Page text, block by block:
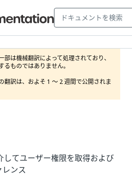
部は機械翻訳によって処理されており、
るものではありません。
翻訳は、およそ 1 ～ 2 週間で公開されま
てユーザー権限を取得および
ンス